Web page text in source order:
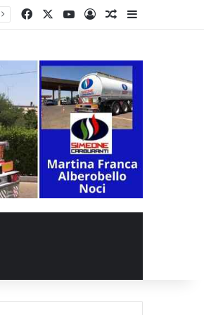
FacebookYou TubeAccediUn articolo a